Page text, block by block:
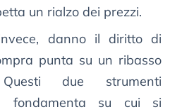
un rialzo dei prezzi.
danno il diritto di
punta su un ribasso
due strumenti
fondamenta su cui si